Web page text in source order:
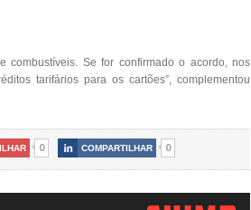
combustíveis. Se for confirmado o acordo, nos
tarifários para os cartões”, complementou
0  COMPARTILHAR 0